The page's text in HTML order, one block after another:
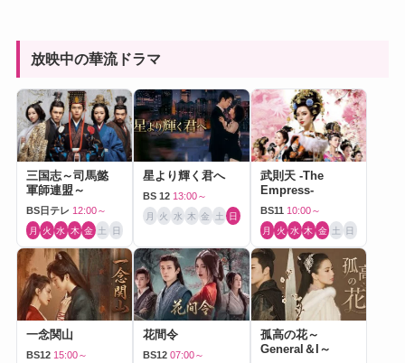
放映中の華流ドラマ
三国志～司馬懿
軍師連盟～
BS日テレ 12:00～
月 火 水 木 金 土 日
星より輝く君へ
BS 12 13:00～
月 火 水 木 金 土 日
武則天 -The
Empress-
BS11 10:00～
月 火 水 木 金 土 日
一念関山
BS12 15:00～
花間令
BS12 07:00～
孤高の花～
General＆I～